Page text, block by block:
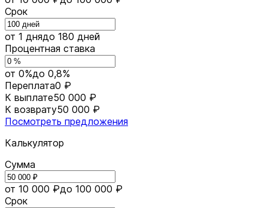
Срок
от 1 днядо 180 дней
Процентная ставка
от 0%до 0,8%
Переплата0 ₽
К выплате50 000 ₽
К возврату50 000 ₽
Посмотреть предложения
Калькулятор
Сумма
от 10 000 ₽до 100 000 ₽
Срок